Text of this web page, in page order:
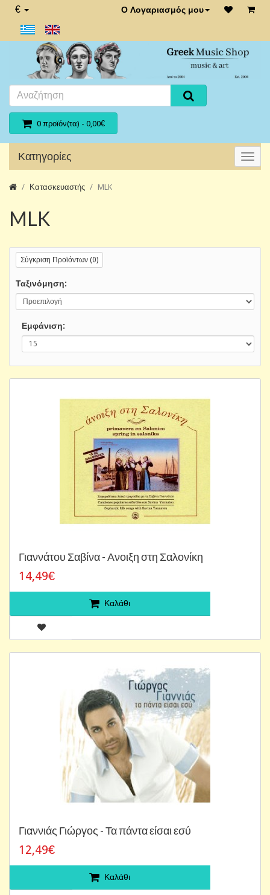
€ Ο Λογαριασμός μου
0 προϊόν(τα) - 0,00€
Κατηγορίες
Κατασκευαστής MLK
MLK
Σύγκριση Προϊόντων (0)
Ταξινόμηση:
Εμφάνιση:
Γιαννάτου Σαβίνα - Ανοιξη στη Σαλονίκη
14,49€
Καλάθι
Γιαννιάς Γιώργος - Τα πάντα είσαι εσύ
12,49€
Καλάθι